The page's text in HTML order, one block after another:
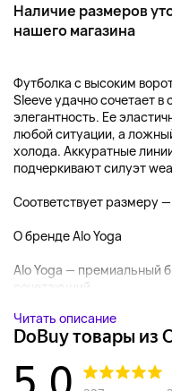
Наличие размеров
нашего магазина
Футболка с высоким
Sleeve удачно сочетает
элегантность. Ее
любой ситуации, а
холода. Аккуратные
подчеркивают силуэт
Соответствует размеру
О бренде Alo Yoga
Alo Yoga — премиальный
сочетающий...
Читать описание